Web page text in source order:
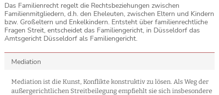
Das Familienrecht regelt die Rechtsbeziehungen zwischen
Familienmitgliedern, d.h. den Eheleuten, zwischen Eltern und Kindern
bzw. Großeltern und Enkelkindern. Entsteht über familienrechtliche
Fragen Streit, entscheidet das Familiengericht, in Düsseldorf das
Amtsgericht Düsseldorf als Familiengericht.
Mediation
Mediation ist die Kunst, Konflikte konstruktiv zu lösen. Als Weg der
außergerichtlichen Streitbeilegung empfiehlt sie sich insbesondere